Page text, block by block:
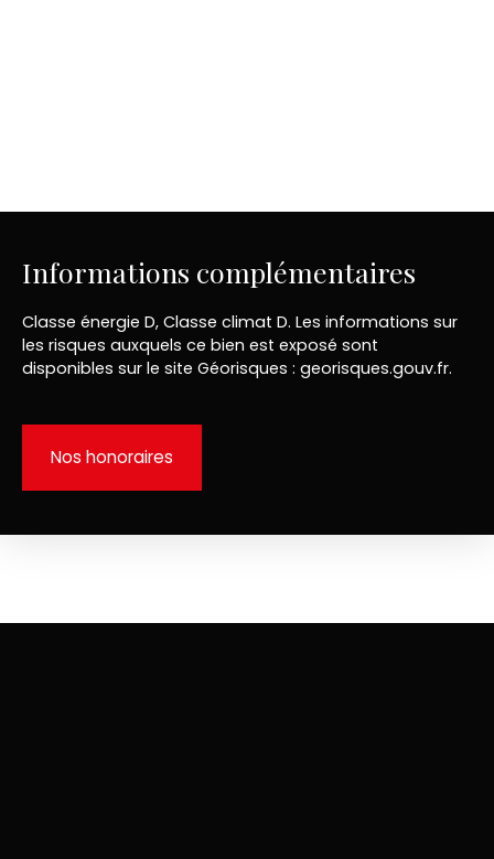
Informations complémentaires
Classe énergie D, Classe climat D. Les informations sur
les risques auxquels ce bien est exposé sont
disponibles sur le site Géorisques : georisques.gouv.fr.
Nos honoraires